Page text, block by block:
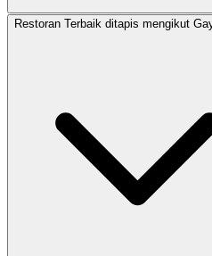
Restoran Terbaik ditapis mengikut